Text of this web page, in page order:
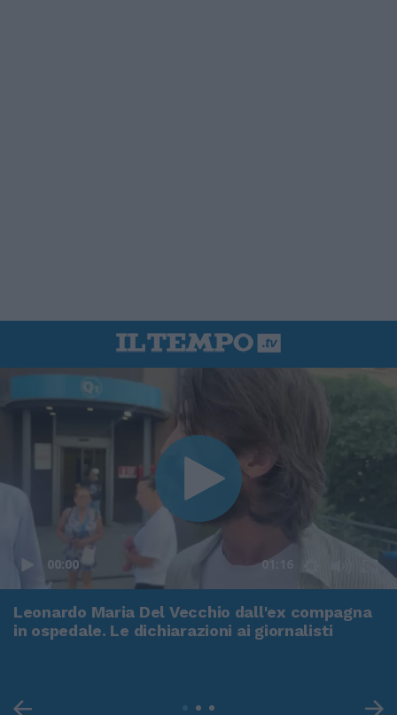
00:00 01:16
Leonardo Maria Del Vecchio dall'ex compagna
in ospedale. Le dichiarazioni ai giornalisti